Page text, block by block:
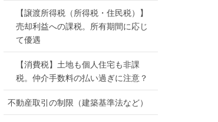
【譲渡所得税（所得税・住民税）】
売却利益への課税。所有期間に応じ
て優遇
【消費税】土地も個人住宅も非課
税。仲介手数料の払い過ぎに注意？
不動産取引の制限（建築基準法など）